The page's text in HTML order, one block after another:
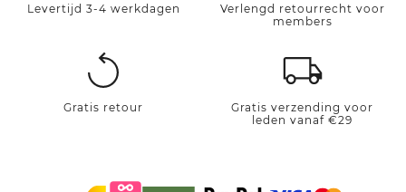
Levertijd 3-4 werkdagen
Verlengd retourrecht voor
members
Gratis retour
Gratis verzending voor
leden vanaf €29